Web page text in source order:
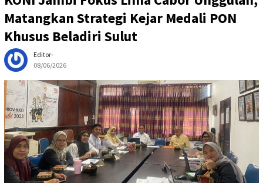
Matangkan Strategi Kejar Medali PON
Khusus Beladiri Sulut
Editor-
08/06/2026